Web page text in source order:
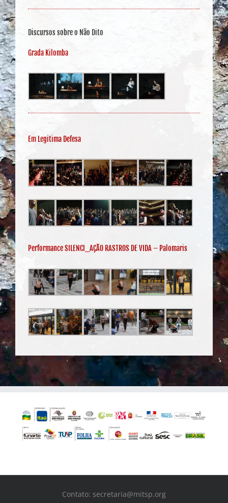
Discursos sobre o Não Dito
Grada Kilomba
Em Legitima Defesa
Performance SILENCI_AÇÃO RASTROS DE VIDA – Palomaris
Contato: secretaria@mitsp.org